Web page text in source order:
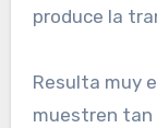
produce la
Resulta muy
muestren tan